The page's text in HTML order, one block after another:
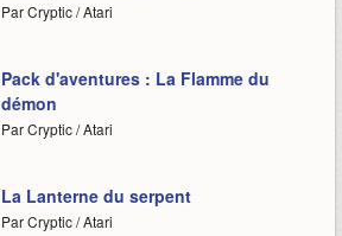
Par Cryptic / Atari
Pack d'aventures : La Flamme du
démon
Par Cryptic / Atari
La Lanterne du serpent
Par Cryptic / Atari